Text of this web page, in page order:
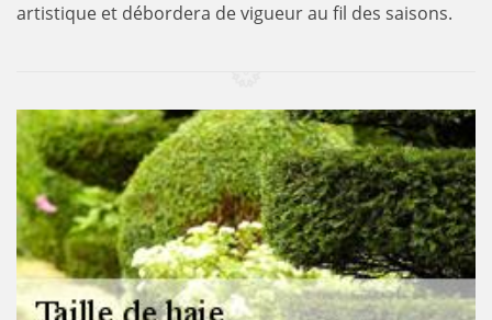
artistique et débordera de vigueur au fil des saisons.